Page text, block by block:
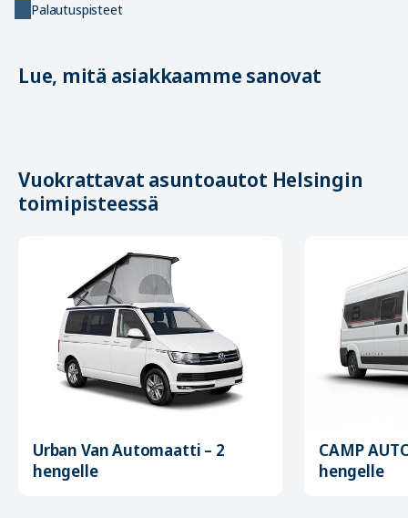
Palautuspisteet
Lue, mitä asiakkaamme sanovat
Vuokrattavat asuntoautot Helsingin
toimipisteessä
Urban Van Automaatti – 2
hengelle
CAMP
hengelle